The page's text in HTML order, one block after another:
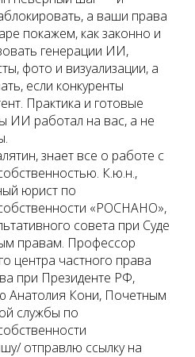
а ваши права
покажем, как законно и
генерации ИИ,
фото и визуализации, а
если конкуренты
Практика и готовые
ИИ работал на вас, а не
знает все о работе с
К.ю.н.,
юрист по
«РОСНАНО»,
совета при Суде
правам. Профессор
центра частного права
при Президенте РФ,
Анатолия Кони, Почетным
службы по
отправлю ссылку на